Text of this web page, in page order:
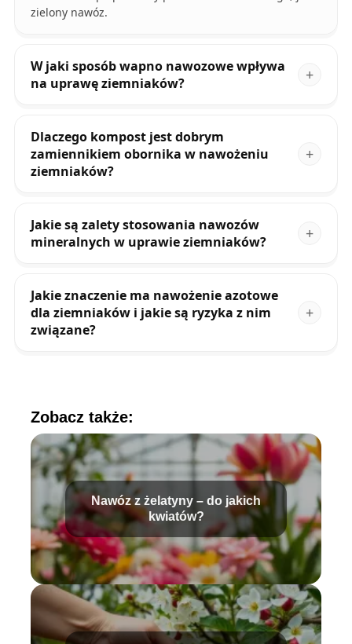
zielony nawóz.
W jaki sposób wapno nawozowe wpływa
na uprawę ziemniaków?
Dlaczego kompost jest dobrym
zamiennikiem obornika w nawożeniu
ziemniaków?
Jakie są zalety stosowania nawozów
mineralnych w uprawie ziemniaków?
Jakie znaczenie ma nawożenie azotowe
dla ziemniaków i jakie są ryzyka z nim
związane?
Zobacz także:
Nawóz z żelatyny – do jakich
kwiatów?